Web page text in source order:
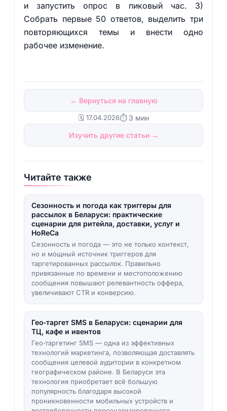
и запустить опрос в пиковый час. 3)
Собрать первые 50 ответов, выделить три
повторяющихся темы и внести одно
рабочее изменение.
← Вернуться на главную
🗓️ 17.04.2026⏱ 3 мин
Изучить другие статьи →
Читайте также
Сезонность и погода как триггеры для
рассылок в Беларуси: практические
сценарии для ритейла, доставки, услуг и
HoReCa
Сезонность и погода — это не только контекст,
но и мощный источник триггеров для
таргетированных рассылок. Правильно
привязанные по времени и местоположению
сообщения повышают релевантность оффера,
увеличивают CTR и конверсию.
Гео‑таргет SMS в Беларуси: сценарии для
ТЦ, кафе и ивентов
Гео‑таргетинг SMS — одна из эффективных
технологий маркетинга, позволяющая доставлять
сообщения целевой аудитории в конкретном
географическом районе. В Беларуси эта
технология приобретает всё большую
популярность благодаря высокой
проникновенности мобильных устройств и